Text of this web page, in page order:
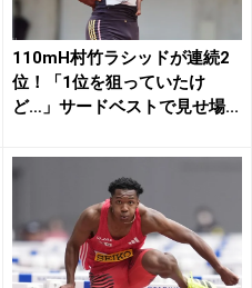
110mH村竹ラシッドが連続2
位！「1位を狙っていたけ
ど…」サードベストで見せ場...